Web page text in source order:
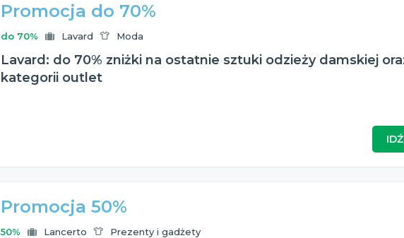
Promocja do 70%
do 70% Lavard Moda
Lavard: do 70% zniżki na ostatnie sztuki odzieży damskiej
kategorii outlet
Promocja 50%
50% Lancerto Prezenty i gadżety